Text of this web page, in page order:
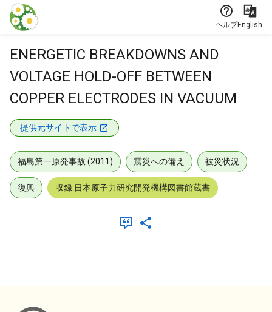
本文に飛ぶ
ヘルプEnglish
ENERGETIC BREAKDOWNS AND
VOLTAGE HOLD-OFF BETWEEN
COPPER ELECTRODES IN VACUUM
提供元サイトで表示
福島第一原発事故 (2011) 震災への備え 被災状況
復興 収録:日本原子力研究開発機構図書館蔵書